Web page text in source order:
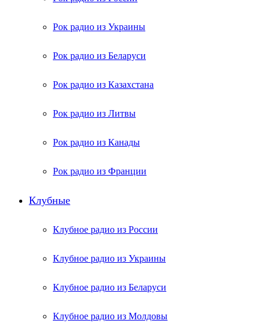
Рок радио из Украины
Рок радио из Беларуси
Рок радио из Казахстана
Рок радио из Литвы
Рок радио из Канады
Рок радио из Франции
Клубные
Клубное радио из России
Клубное радио из Украины
Клубное радио из Беларуси
Клубное радио из Молдовы